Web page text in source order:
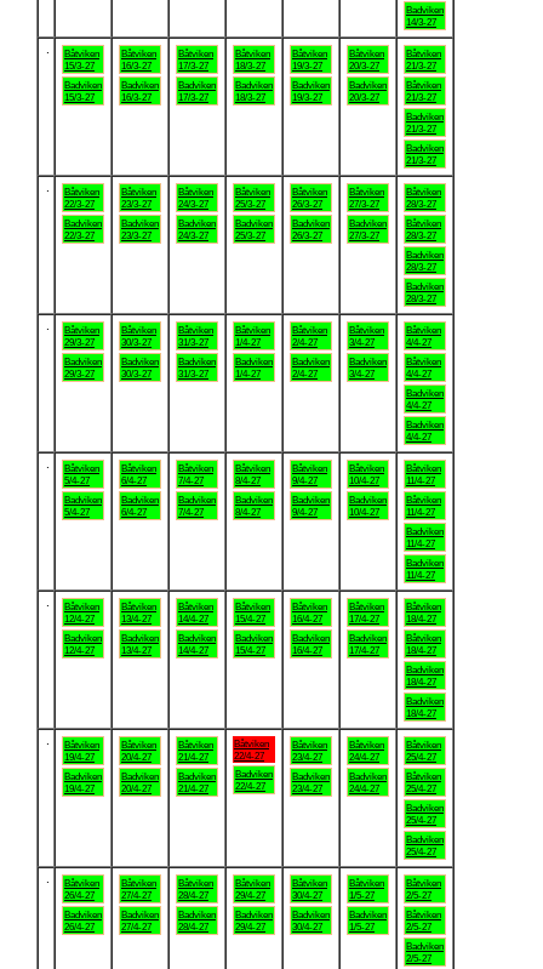
Badviken
14/3-27
Båtviken
15/3-27
Badviken
15/3-27
Båtviken
16/3-27
Badviken
16/3-27
Båtviken
17/3-27
Badviken
17/3-27
Båtviken
18/3-27
Badviken
18/3-27
Båtviken
19/3-27
Badviken
19/3-27
Båtviken
20/3-27
Badviken
20/3-27
Båtviken
21/3-27
Båtviken
21/3-27
Badviken
21/3-27
Badviken
21/3-27
Båtviken
22/3-27
Badviken
22/3-27
Båtviken
23/3-27
Badviken
23/3-27
Båtviken
24/3-27
Badviken
24/3-27
Båtviken
25/3-27
Badviken
25/3-27
Båtviken
26/3-27
Badviken
26/3-27
Båtviken
27/3-27
Badviken
27/3-27
Båtviken
28/3-27
Båtviken
28/3-27
Badviken
28/3-27
Badviken
28/3-27
Båtviken
29/3-27
Badviken
29/3-27
Båtviken
30/3-27
Badviken
30/3-27
Båtviken
31/3-27
Badviken
31/3-27
Båtviken
1/4-27
Badviken
1/4-27
Båtviken
2/4-27
Badviken
2/4-27
Båtviken
3/4-27
Badviken
3/4-27
Båtviken
4/4-27
Båtviken
4/4-27
Badviken
4/4-27
Badviken
4/4-27
Båtviken
5/4-27
Badviken
5/4-27
Båtviken
6/4-27
Badviken
6/4-27
Båtviken
7/4-27
Badviken
7/4-27
Båtviken
8/4-27
Badviken
8/4-27
Båtviken
9/4-27
Badviken
9/4-27
Båtviken
10/4-27
Badviken
10/4-27
Båtviken
11/4-27
Båtviken
11/4-27
Badviken
11/4-27
Badviken
11/4-27
Båtviken
12/4-27
Badviken
12/4-27
Båtviken
13/4-27
Badviken
13/4-27
Båtviken
14/4-27
Badviken
14/4-27
Båtviken
15/4-27
Badviken
15/4-27
Båtviken
16/4-27
Badviken
16/4-27
Båtviken
17/4-27
Badviken
17/4-27
Båtviken
18/4-27
Båtviken
18/4-27
Badviken
18/4-27
Badviken
18/4-27
Båtviken
19/4-27
Badviken
19/4-27
Båtviken
20/4-27
Badviken
20/4-27
Båtviken
21/4-27
Badviken
21/4-27
Båtviken
22/4-27
Badviken
22/4-27
Båtviken
23/4-27
Badviken
23/4-27
Båtviken
24/4-27
Badviken
24/4-27
Båtviken
25/4-27
Båtviken
25/4-27
Badviken
25/4-27
Badviken
25/4-27
Båtviken
26/4-27
Badviken
26/4-27
Båtviken
27/4-27
Badviken
27/4-27
Båtviken
28/4-27
Badviken
28/4-27
Båtviken
29/4-27
Badviken
29/4-27
Båtviken
30/4-27
Badviken
30/4-27
Båtviken
1/5-27
Badviken
1/5-27
Båtviken
2/5-27
Båtviken
2/5-27
Badviken
2/5-27